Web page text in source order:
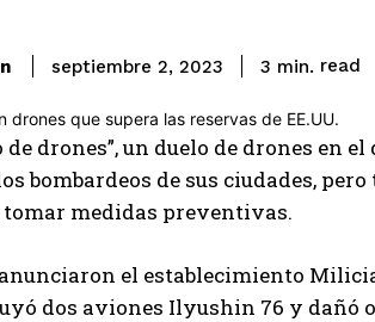
septiembre 2, 2023 3 min. read
de drones”, un duelo de drones en
bombardeos de sus ciudades,
tomar medidas preventivas.
el establecimiento
dos aviones Ilyushin 76 y dañó